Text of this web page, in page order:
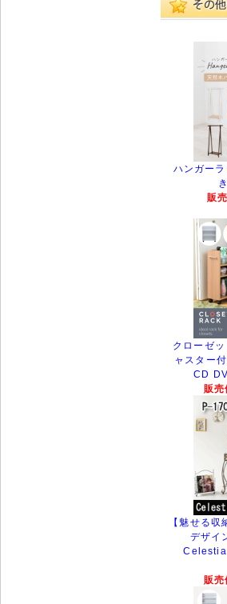
ハンガー
販
クローゼ
ャスター
CD
販
【魅せる
デザイ
Celestia
販